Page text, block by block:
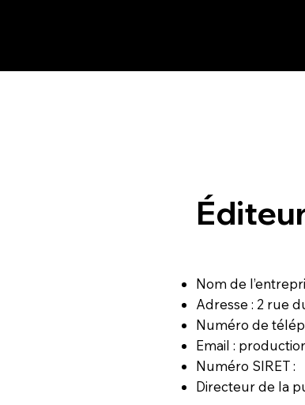
Nom de
Adresse : 2 rue
Numéro de
Email :
Numéro SIRET :
Directeur de la